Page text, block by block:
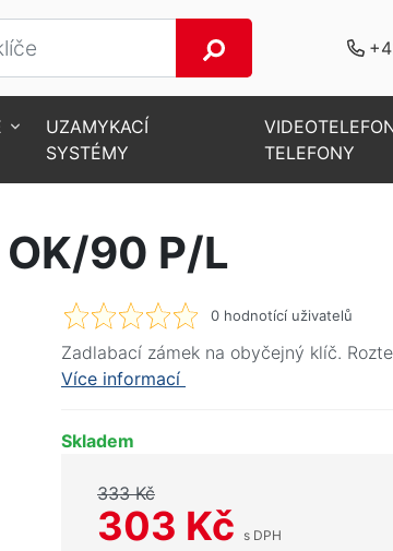
90 P/L
0hodnotící uživatelů
Zadlabací zámek na obyčejný klíč.
Více informací
Skladem
333 Kč
303 Kč s DPH
UZAMYKACÍ
SYSTÉMY
TELEFONY